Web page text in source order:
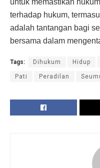
untuk memastikan
terhadap hukum,
adalah tantangan bagi
bersama dalam
Tags: Dihukum Hidup
Pati Peradilan